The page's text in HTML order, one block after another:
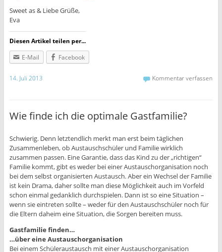
Sweet as & Liebe Grüße,
Eva
Diesen Artikel teilen per...
E-Mail
Facebook
14. Juli 2013 Kommentar verfassen
Wie finde ich die optimale Gastfamilie?
Schwierig. Denn letztendlich merkt man erst beim täglichen
Zusammenleben, ob Austauschschüler und Familie wirklich
zusammen passen. Eine Garantie, dass das Kind zu der „richtigen“
Familie kommt, gibt es weder bei einer Austauschorganisation noch
bei dem selbst organisierten Austausch. Aber ein Wechsel der Familie
ist kein Drama, daher sollte man diese Möglichkeit auch im Vorfeld
schon einmal gedanklich durchspielen. Dann ist so eine Situation –
wenn sie eintreten sollte – weder für den Austauschschüler noch für
die Eltern daheim eine Situation, die Sorgen bereiten muss.
Gastfamilie finden…
…über eine Austauschorganisation
Bei einem Schüleraustausch mit einer Austauschorganisation